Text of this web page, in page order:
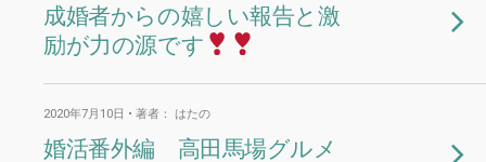
成婚者からの嬉しい報告と激
励が力の源です
2020年7月10日 • 著者： はたの
婚活番外編 高田馬場グルメ